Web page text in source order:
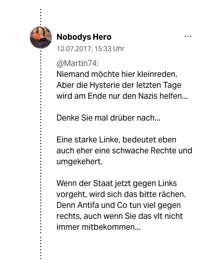
Nobodys Hero
12.07.2017, 15:33 Uhr
@Martin74:
Niemand möchte hier kleinreden.
Aber die Hysterie der letzten Tage
wird am Ende nur den Nazis helfen...
Denke Sie mal drüber nach...
Eine starke Linke, bedeutet eben
auch eher eine schwache Rechte und
umgekehert.
Wenn der Staat jetzt gegen Links
vorgeht, wird sich das bitte rächen.
Denn Antifa und Co tun viel gegen
rechts, auch wenn Sie das vlt nicht
immer mitbekommen...